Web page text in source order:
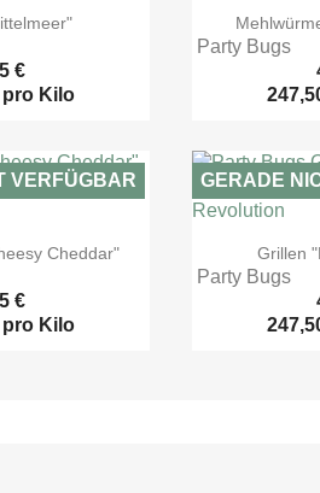
€
pro Kilo

Party Bugs
Cheddar"
€
pro Kilo
VERFÜGBAR

Grillen
Party Bugs
GERADE